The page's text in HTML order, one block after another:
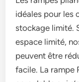
idéales pour les
stockage limité.
espace limité,
peuvent être
facile. La rampe